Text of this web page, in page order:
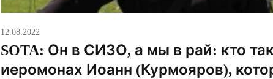
12.08.2022
SOTA: Он в СИЗО, а мы в рай: кто
иеромонах Иоанн (Курмояров),